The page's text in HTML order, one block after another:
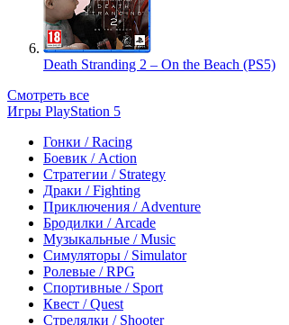
Death Stranding 2 – On the Beach (PS5)
Смотреть все
Игры PlayStation 5
Гонки / Racing
Боевик / Action
Стратегии / Strategy
Драки / Fighting
Приключения / Adventure
Бродилки / Arcade
Музыкальные / Music
Симуляторы / Simulator
Ролевые / RPG
Спортивные / Sport
Квест / Quest
Стрелялки / Shooter